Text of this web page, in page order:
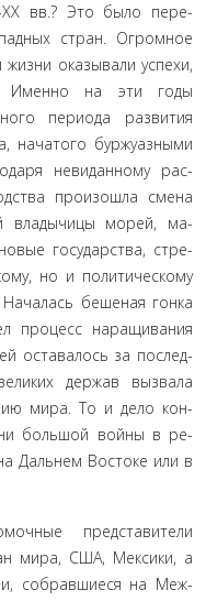
вв.? Это было пере­
стран. Огромное
оказывали успе­хи,
Именно на эти годы
периода развития
начатого буржуазными
невиданному рас­
произошла смена
владычицы морей, ма­
государства, стре­
но и политическому
бешеная гонка
процесс наращивания
оставалось за послед­
держав вызвала
мира. То и дело кон­
большой войны в ре­
Дальнем Востоке или в
представители
мира, США, Мексики, а
собравшиеся на Меж­